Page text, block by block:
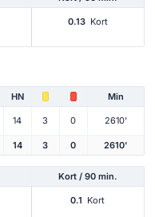
0.13 Kort
HN Min
14 3 0 2610'
14 3 0 2610'
Kort / 90 min.
0.1 Kort